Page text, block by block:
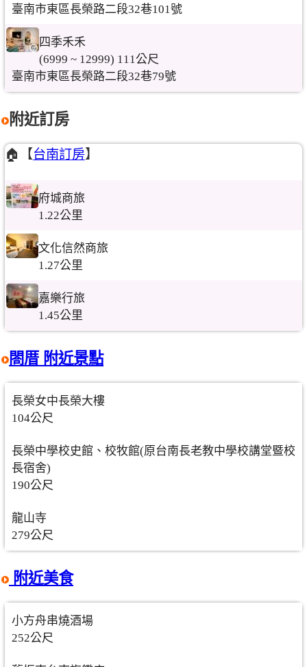
臺南市東區長榮路二段32巷101號
四季禾禾
(6999 ~ 12999) 111公尺
臺南市東區長榮路二段32巷79號
附近訂房
🏠【台南訂房】
府城商旅
1.22公里
文化信然商旅
1.27公里
嘉樂行旅
1.45公里
閤厝 附近景點
長榮女中長榮大樓
104公尺
長榮中學校史館、校牧館(原台南長老教中學校講堂暨校
長宿舍)
190公尺
龍山寺
279公尺
附近美食
小方舟串燒酒場
252公尺